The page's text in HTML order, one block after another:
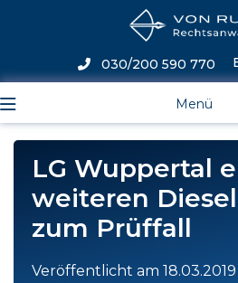
Menü
030/200 590 770
LG Wuppertal
weiteren
zum Prüffall
Veröffentlicht am 18.03.2019